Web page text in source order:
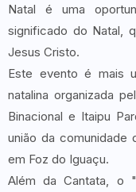
Natal é uma
significado do Natal,
Jesus Cristo.
Este evento é mais
natalina organizada
Binacional e Itaipu
união da comunidade
em Foz do Iguaçu.
Além da Cantata, o